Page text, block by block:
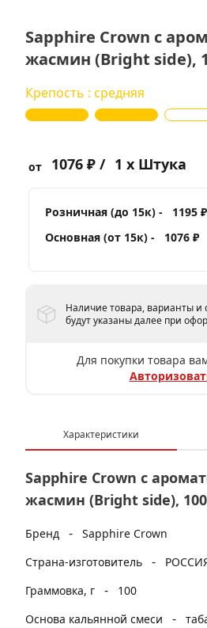
Sapphire Crown с
жасмин (Bright side),
Крепость : средняя
от 1076 ₽ / 1 x Штука
Розничная (до 15к) -
1195 ₽
Основная (от 15к) -
1076 ₽
Наличие товара, варианты и
будут указаны далее при
Для покупки товара
Характеристики
Sapphire Crown с
жасмин (Bright side),
Бренд - Sapphire Crown
Страна-изготовитель
-
Граммовка, г
-
100
Основа кальянной смеси
-